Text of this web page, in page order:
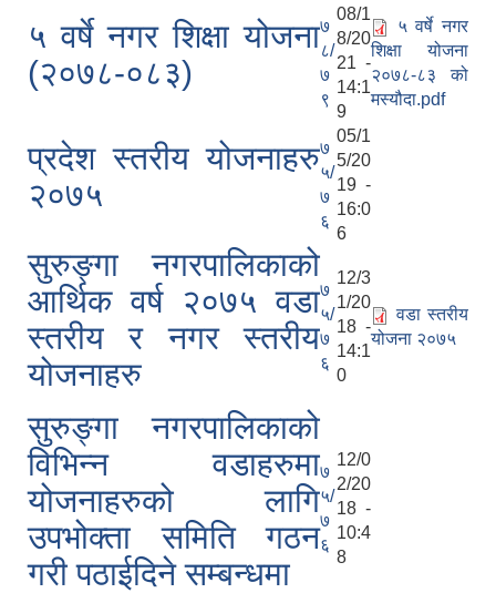
५ वर्षे नगर शिक्षा योजना
(२०७८-०८३)
७
८/
७
९
08/1
8/20
21 -
14:1
9
५ वर्षे नगर
शिक्षा योजना
२०७८-८३ को
मस्यौदा.pdf
प्रदेश स्तरीय योजनाहरु
२०७५
७
५/
७
६
05/1
5/20
19 -
16:0
6
सुरुङ्गा नगरपालिकाको
आर्थिक वर्ष २०७५ वडा
स्तरीय र नगर स्तरीय
योजनाहरु
७
५/
७
६
12/3
1/20
18 -
14:1
0
वडा स्तरीय
योजना २०७५
सुरुङ्गा नगरपालिकाको
विभिन्न वडाहरुमा
योजनाहरुको लागि
उपभोक्ता समिति गठन
गरी पठाईदिने सम्बन्धमा
७
५/
७
६
12/0
2/20
18 -
10:4
8